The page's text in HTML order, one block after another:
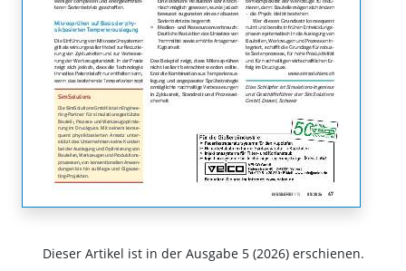
Dieser Artikel ist in der Ausgabe 5 (2026) erschienen.